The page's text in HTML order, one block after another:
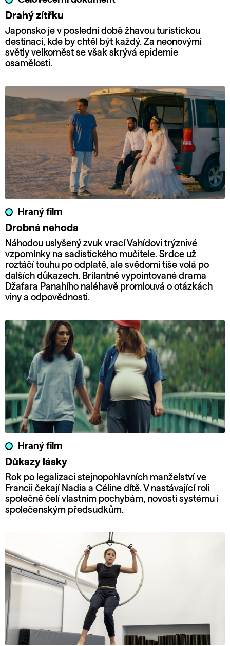
Drahý zítřku
Japonsko je v poslední době žhavou turistickou
destinací, kde by chtěl být každý. Za neonovými
světly velkoměst se však skrývá epidemie
osamělosti.
Hraný film
Drobná nehoda
Náhodou uslyšený zvuk vrací Vahídovi trýznivé
vzpomínky na sadistického mučitele. Srdce už
roztáčí touhu po odplatě, ale svědomí tiše volá po
dalších důkazech. Brilantně vypointované drama
Džafara Panahího naléhavě promlouvá o otázkách
viny a odpovědnosti.
Hraný film
Důkazy lásky
Rok po legalizaci stejnopohlavních manželství ve
Francii čekají Nadia a Céline dítě. V nastávající roli
společně čelí vlastním pochybám, novosti systému i
společenským předsudkům.